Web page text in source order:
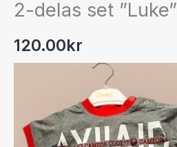
2-delas set ”Luke”
120.00kr